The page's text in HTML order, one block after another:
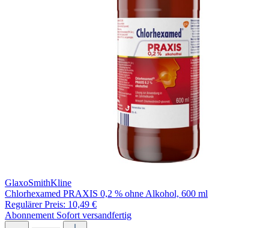
GlaxoSmithKline
Chlorhexamed PRAXIS 0,2 % ohne Alkohol, 600 ml
Regulärer Preis: 10,49 €
Abonnement Sofort versandfertig